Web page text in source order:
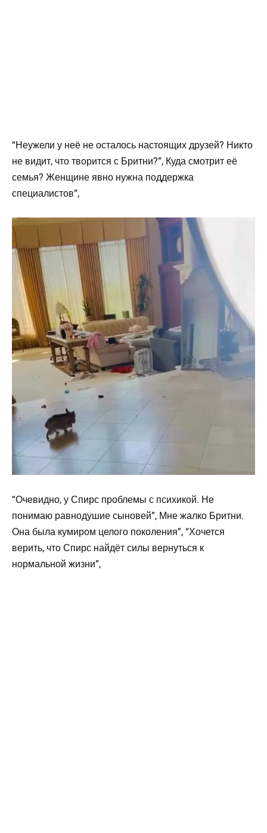
“Неужели у неё не осталось настоящих друзей? Никто
не видит, что творится с Бритни?”, Куда смотрит её
семья? Женщине явно нужна поддержка
специалистов”,
“Очевидно, у Спирс проблемы с психикой. Не
понимаю равнодушие сыновей”, Мне жалко Бритни.
Она была кумиром целого поколения”, “Хочется
верить, что Спирс найдёт силы вернуться к
нормальной жизни”,